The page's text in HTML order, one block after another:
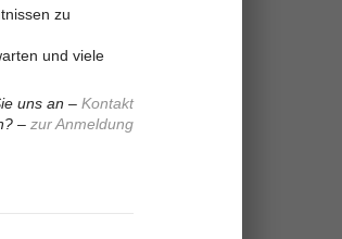
zu
und viele
uns an – Kontakt
– zur Anmeldung